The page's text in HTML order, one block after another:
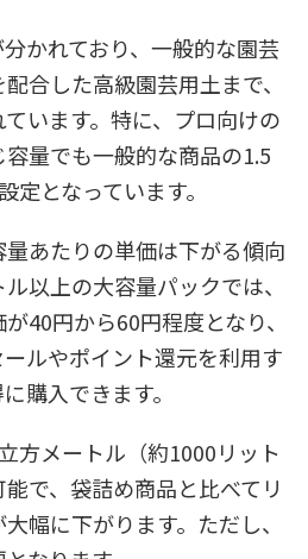
かれており、一般的な園芸
合した高級園芸用土まで、
います。特に、プロ向けの
量でも一般的な商品の1.5
となっています。
あたりの単価は下がる傾向
以上の大容量パックでは、
40円から60円程度となり、
ルやポイント還元を利用す
購入できます。
方メートル（約1000リット
で、袋詰め商品と比べてリ
幅に下がります。ただし、